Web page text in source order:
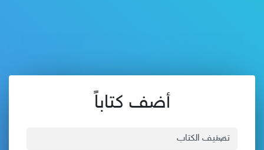
أضف كتاباً